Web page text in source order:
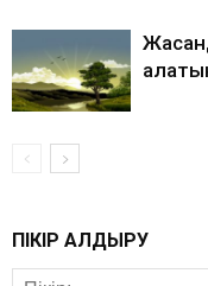
ПІКІР ҚАЛДЫРУ